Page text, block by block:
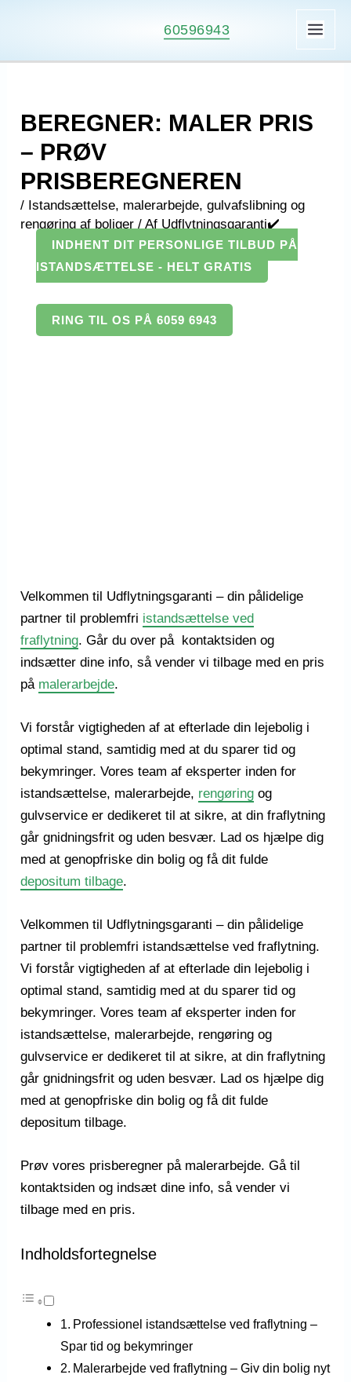
60596943
BEREGNER: MALER PRIS
– PRØV
PRISBEREGNEREN
/ Istandsættelse, malerarbejde, gulvafslibning og
rengøring af boliger / Af Udflytningsgaranti✔️
INDHENT DIT PERSONLIGE TILBUD PÅ
ISTANDSÆTTELSE - HELT GRATIS
RING TIL OS PÅ 6059 6943
Velkommen til Udflytningsgaranti – din pålidelige
partner til problemfri istandsættelse ved
fraflytning. Går du over på kontaktsiden og
indsætter dine info, så vender vi tilbage med en pris
på malerarbejde.
Vi forstår vigtigheden af at efterlade din lejebolig i
optimal stand, samtidig med at du sparer tid og
bekymringer. Vores team af eksperter inden for
istandsættelse, malerarbejde, rengøring og
gulvservice er dedikeret til at sikre, at din fraflytning
går gnidningsfrit og uden besvær. Lad os hjælpe dig
med at genopfriske din bolig og få dit fulde
depositum tilbage.
Velkommen til Udflytningsgaranti – din pålidelige
partner til problemfri istandsættelse ved fraflytning.
Vi forstår vigtigheden af at efterlade din lejebolig i
optimal stand, samtidig med at du sparer tid og
bekymringer. Vores team af eksperter inden for
istandsættelse, malerarbejde, rengøring og
gulvservice er dedikeret til at sikre, at din fraflytning
går gnidningsfrit og uden besvær. Lad os hjælpe dig
med at genopfriske din bolig og få dit fulde
depositum tilbage.
Prøv vores prisberegner på malerarbejde. Gå til
kontaktsiden og indsæt dine info, så vender vi
tilbage med en pris.
Indholdsfortegnelse
Professionel istandsættelse ved fraflytning –
Spar tid og bekymringer
Malerarbejde ved fraflytning – Giv din bolig nyt